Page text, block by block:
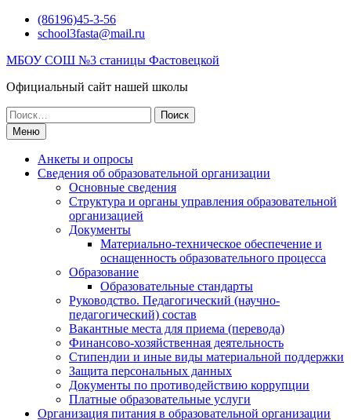
Перейти(86196)45-3-56
school3fasta@mail.ru
МБОУ СОШ №3 станицы Фастовецкой
Официальный сайт нашей школы
Поиск
по:Меню
Анкеты и опросы
Сведения об образовательной организации
Основные сведения
Структура и органы управления образовательной
организацией
Документы
Материально-техническое обеспечение и
оснащенность образовательного процесса
Образование
Образовательные стандарты
Руководство. Педагогический (научно-
педагогический) состав
Вакантные места для приема (перевода)
Финансово-хозяйственная деятельность
Стипендии и иные виды материальной поддержки
Защита персональных данных
Документы по противодействию коррупции
Платные образовательные услуги
Организация питания в образовательной организации